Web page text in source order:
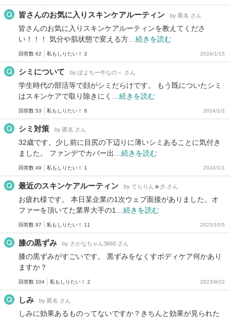
皆さんのお気に入りスキンケアルーティン by 匿名 さん
皆さんのお気に入りスキンケアルーティンを教えてくださ
い！！！ 気分や肌状態で変える方… 続きを読む
回答数 62 私もしりたい！ 2 2024/1/15
シミについて by ぽよちー牛なの～ さん
学生時代の部活等で顔がシミだらけです。 もう既についたシミ
はスキンケアで取り除きにく… 続きを読む
回答数 53 私もしりたい！ 6 2024/1/2
シミ対策 by 匿名 さん
32歳です。少し前に目尻の下辺りに薄いシミあることに気付き
ました。 ファンデでカバー出… 続きを読む
回答数 49 私もしりたい！ 1 2024/1/1
最近のスキンケアルーティン by てらりん★彡 さん
お疲れ様です。 本日某企業の1次ウェブ面接がありました。オ
ファーを頂いてた業界大手の1… 続きを読む
回答数 97 私もしりたい！ 11 2023/10/5
膝の黒ずみ by さかなちゃん3660 さん
膝の黒ずみがすごいです。 黒ずみをなくすボディケア何かあり
ますか？
回答数 104 私もしりたい！ 2 2023/9/22
しみ by 匿名 さん
しみに効果あるものってないですか？きちんと効果が見られた